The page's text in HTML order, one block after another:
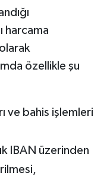
harcama
özellikle şu
ve bahis işlemleri
IBAN üzerinden